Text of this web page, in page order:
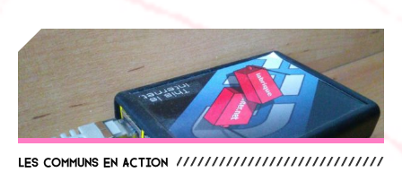
Les communs en action